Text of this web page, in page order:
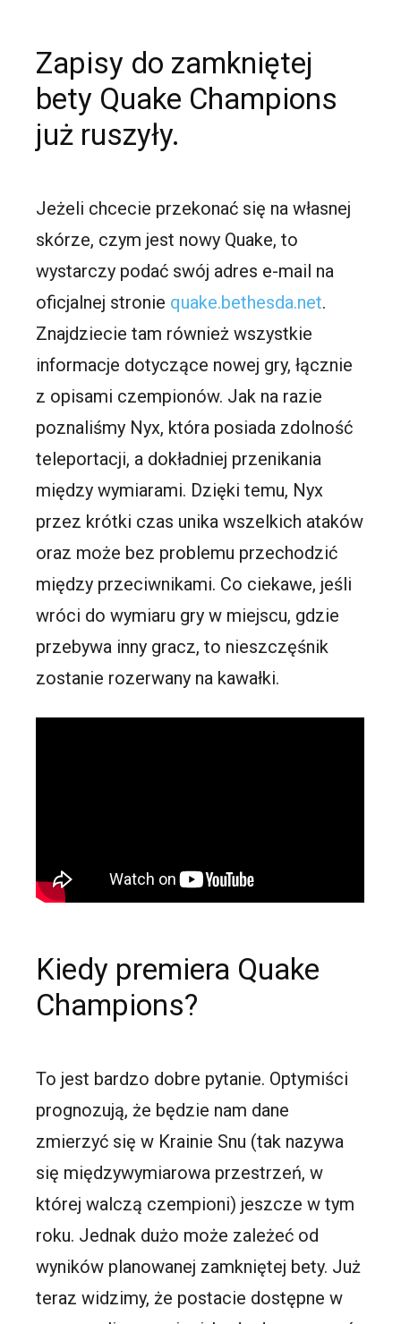
Zapisy do zamkniętej
bety Quake Champions
już ruszyły.
Jeżeli chcecie przekonać się na własnej
skórze, czym jest nowy Quake, to
wystarczy podać swój adres e-mail na
oficjalnej stronie quake.bethesda.net.
Znajdziecie tam również wszystkie
informacje dotyczące nowej gry, łącznie
z opisami czempionów. Jak na razie
poznaliśmy Nyx, która posiada zdolność
teleportacji, a dokładniej przenikania
między wymiarami. Dzięki temu, Nyx
przez krótki czas unika wszelkich ataków
oraz może bez problemu przechodzić
między przeciwnikami. Co ciekawe, jeśli
wróci do wymiaru gry w miejscu, gdzie
przebywa inny gracz, to nieszczęśnik
zostanie rozerwany na kawałki.
Kiedy premiera Quake
Champions?
To jest bardzo dobre pytanie. Optymiści
prognozują, że będzie nam dane
zmierzyć się w Krainie Snu (tak nazywa
się międzywymiarowa przestrzeń, w
której walczą czempioni) jeszcze w tym
roku. Jednak dużo może zależeć od
wyników planowanej zamkniętej bety. Już
teraz widzimy, że postacie dostępne w